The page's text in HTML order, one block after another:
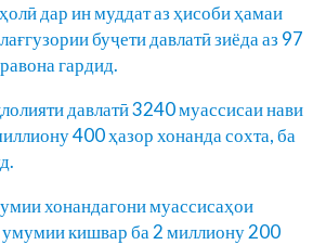
дар ин муддат аз ҳисоби ҳамаи
буҷети давлатӣ зиёда аз 97
гардид.
давлатӣ 3240 муассисаи нави
400 ҳазор хонанда сохта, ба
хонандагони муассисаҳои
умумии кишвар ба 2 миллиону 200